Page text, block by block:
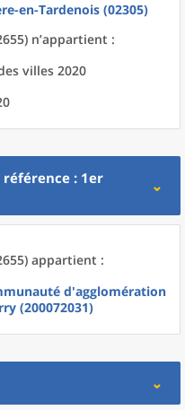
en-Tardenois (02305)
n’appartient :
villes 2020
: 1er
appartient :
d'agglomération
(200072031)